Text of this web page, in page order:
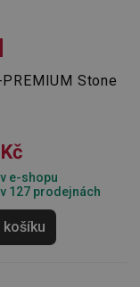
Stone
e-shopu
127 prodejnách
košíku